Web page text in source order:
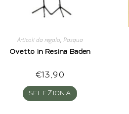
Articoli da regalo, Pasqua
Ovetto in Resina Baden
€13,90
SELEZIONA